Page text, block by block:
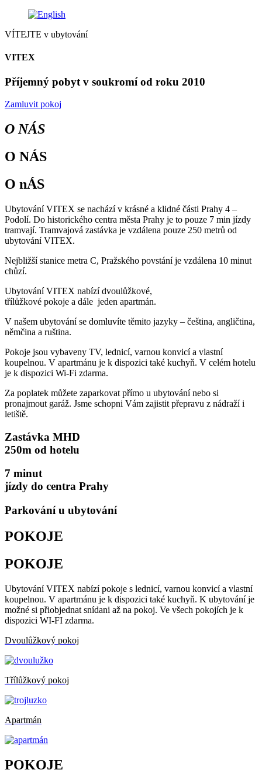
VÍTEJTE v ubytování
VITEX​
Příjemný pobyt v soukromí od roku 2010
Zamluvit pokoj
O NÁS
O NÁS
O nÁS
Ubytování VITEX se nachází v krásné a klidné části Prahy 4 –
Podolí. Do historického centra města Prahy je to pouze 7 min jízdy
tramvají. Tramvajová zastávka je vzdálena pouze 250 metrů od
ubytování VITEX.
Nejbližší stanice metra C, Pražského povstání je vzdálena 10 minut
chůzí.
Ubytování VITEX nabízí dvoulůžkové,
třílůžkové pokoje a dále jeden apartmán.
V našem ubytování se domluvíte těmito jazyky – čeština, angličtina,
němčina a ruština.
Pokoje jsou vybaveny TV, lednicí, varnou konvicí a vlastní
koupelnou. V apartmánu je k dispozici také kuchyň. V celém hotelu
je k dispozici Wi-Fi zdarma.
Za poplatek můžete zaparkovat přímo u ubytování nebo si
pronajmout garáž. Jsme schopni Vám zajistit přepravu z nádraží i
letiště.
Zastávka MHD
250m od hotelu
7 minut
jízdy do centra Prahy
Parkování u ubytování
POKOJE
POKOJE
Ubytování VITEX nabízí pokoje s lednicí, varnou konvicí a vlastní
koupelnou. V apartmánu je k dispozici také kuchyň. K ubytování je
možné si přiobjednat snídani až na pokoj. Ve všech pokojích je k
dispozici WI-FI zdarma.
Dvoulůžkový pokoj
Třílůžkový pokoj
Apartmán
POKOJE